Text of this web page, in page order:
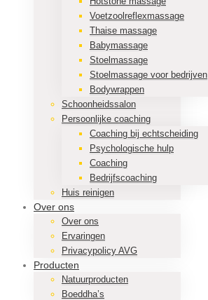
Voetzoolreflexmassage
Thaise massage
Babymassage
Stoelmassage
Stoelmassage voor bedrijven
Bodywrappen
Schoonheidssalon
Persoonlijke coaching
Coaching bij echtscheiding
Psychologische hulp
Coaching
Bedrijfscoaching
Huis reinigen
Over ons
Over ons
Ervaringen
Privacypolicy AVG
Producten
Natuurproducten
Boeddha’s